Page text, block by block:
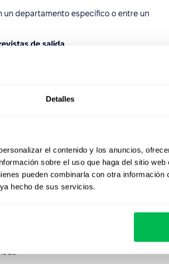
Detalles
el contenido y los anuncios,
sobre el uso que haga del sitio
pueden combinarla con otra información
hecho de sus servicios.
un departamento específico o entre un
de salida
tendencias e implicaciones.
de la competencia, con frecuencia,
oportunidades de desarrollo
intervenir múltiples factores, entre ellos: